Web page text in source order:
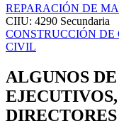
REPARACIÓN DE
CIIU: 4290 Secundaria
CONSTRUCCIÓN
CIVIL
ALGUNOS
DIRECTORES